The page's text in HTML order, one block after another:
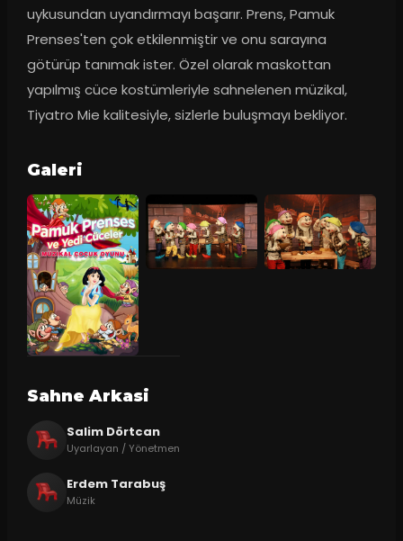
uykusundan uyandırmayı başarır. Prens, Pamuk
Prenses'ten çok etkilenmiştir ve onu sarayına
götürüp tanımak ister. Özel olarak maskottan
yapılmış cüce kostümleriyle sahnelenen müzikal,
Tiyatro Mie kalitesiyle, sizlerle buluşmayı bekliyor.
Galeri
Sahne Arkasi
Salim Dörtcan
Uyarlayan / Yönetmen
Erdem Tarabuş
Müzik